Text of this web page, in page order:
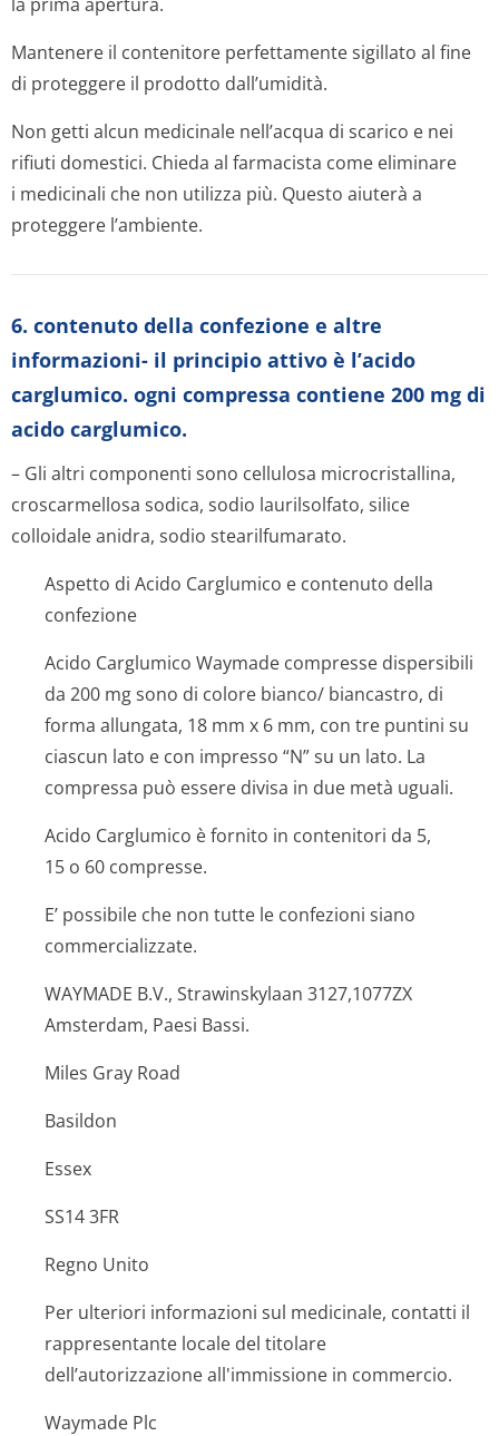
Mantenere il contenitore perfettamente sigillato al fine
di proteggere il prodotto dall’umidità.
Non getti alcun medicinale nell’acqua di scarico e nei
rifiuti domestici. Chieda al farmacista come eliminare
i medicinali che non utilizza più. Questo aiuterà a
proteggere l’ambiente.
6. contenuto della confezione e altre
informazioni- il principio attivo è l’acido
carglumico. ogni compressa contiene 200 mg di
acido carglumico.
– Gli altri componenti sono cellulosa microcristallina,
croscarmellosa sodica, sodio laurilsolfato, silice
colloidale anidra, sodio stearilfumarato.
Aspetto di Acido Carglumico e contenuto della
confezione
Acido Carglumico Waymade compresse dispersibili
da 200 mg sono di colore bianco/ biancastro, di
forma allungata, 18 mm x 6 mm, con tre puntini su
ciascun lato e con impresso “N” su un lato. La
compressa può essere divisa in due metà uguali.
Acido Carglumico è fornito in contenitori da 5,
15 o 60 compresse.
E’ possibile che non tutte le confezioni siano
commercializzate.
WAYMADE B.V., Strawinskylaan 3127,1077ZX
Amsterdam, Paesi Bassi.
Miles Gray Road
Basildon
Essex
SS14 3FR
Regno Unito
Per ulteriori informazioni sul medicinale, contatti il
rappresentante locale del titolare
dell’autorizzazione all'immissione in commercio.
Waymade Plc